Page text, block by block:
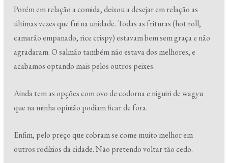
Porém em relação a comida, deixou a desejar em relação as
últimas vezes que fui na unidade. Todas as frituras (hot roll,
camarão empanado, rice crispy) estavam bem sem graça e não
agradaram. O salmão também não estava dos melhores, e
acabamos optando mais pelos outros peixes.
Ainda tem as opções com ovo de codorna e niguiri de wagyu
que na minha opinião podiam ficar de fora.
Enfim, pelo preço que cobram se come muito melhor em
outros rodízios da cidade. Não pretendo voltar tão cedo.